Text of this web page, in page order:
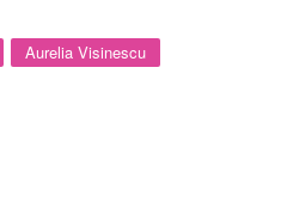
Aurelia Visinescu